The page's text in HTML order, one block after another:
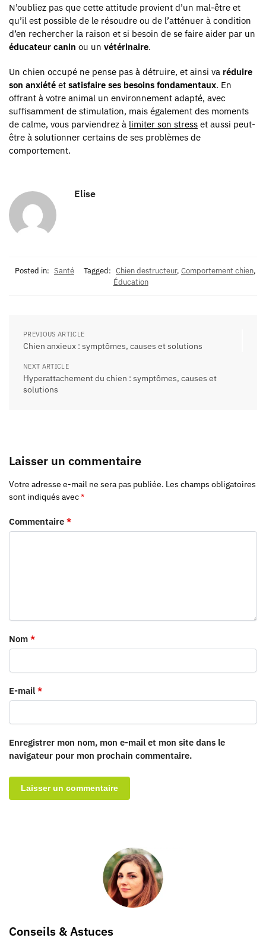
N’oubliez pas que cette attitude provient d’un mal-être et
qu’il est possible de le résoudre ou de l’atténuer à condition
d’en rechercher la raison et si besoin de se faire aider par un
éducateur canin ou un vétérinaire.
Un chien occupé ne pense pas à détruire, et ainsi va réduire
son anxiété et satisfaire ses besoins fondamentaux. En
offrant à votre animal un environnement adapté, avec
suffisamment de stimulation, mais également des moments
de calme, vous parviendrez à limiter son stress et aussi peut-
être à solutionner certains de ses problèmes de
comportement.
Elise
Posted in: Santé Tagged: Chien destructeur, Comportement chien,
Éducation
PREVIOUS ARTICLE
Chien anxieux : symptômes, causes et solutions
NEXT ARTICLE
Hyperattachement du chien : symptômes, causes et
solutions
Laisser un commentaire
Votre adresse e-mail ne sera pas publiée. Les champs obligatoires
sont indiqués avec*
Commentaire *
Nom *
E-mail *
Enregistrer mon nom, mon e-mail et mon site dans le
navigateur pour mon prochain commentaire.
Conseils & Astuces